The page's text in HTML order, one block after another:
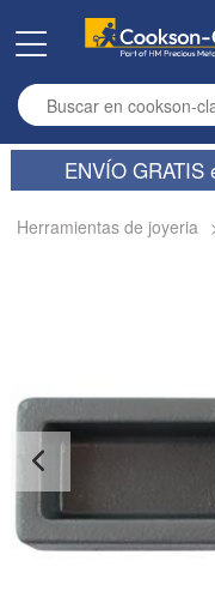
Enter search term
ENVÍO GRATIS
Herramientas de joyeria